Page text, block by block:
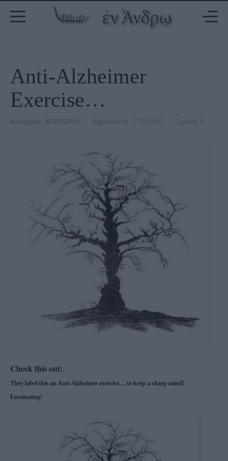
Anti-Alzheimer
Exercise…
Κατηγορία: ΚΟΙΝΩΝΙΑ Δημοσίευση: 27/11/2013 Σχόλια: 0
Check this out:
They label this an Anti-Alzheimer exercise… to keep a sharp mind!
Fascinating!